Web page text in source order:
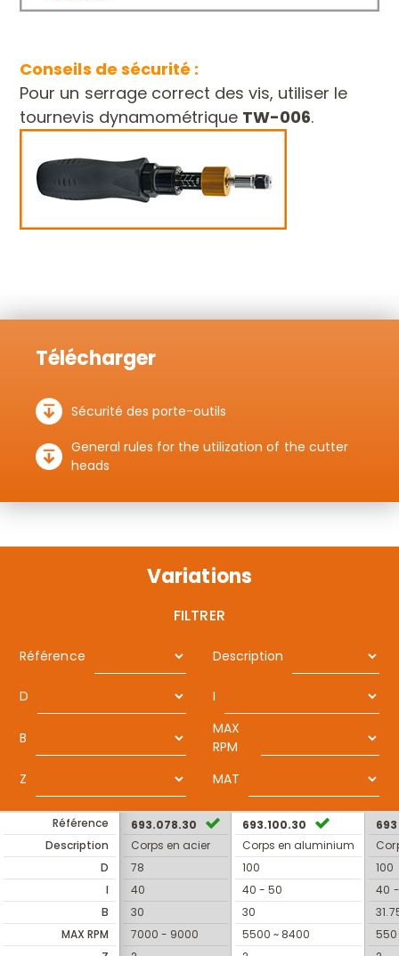
Conseils de sécurité :
Pour un serrage correct des vis, utiliser le
tournevis dynamométrique TW-006.
Télécharger
Sécurité des porte-outils
General rules for the utilization of the cutter
heads
Variations
FILTRER
Référence Description
D I
B
MAX
RPM
Z
MAT
Référence
Description
D
I
B
MAX RPM
693.078.30
Corps en acier
78
40
30
7000 - 9000
693.100.30
Corps en aluminium
100
40 - 50
30
5500 ~ 8400
100
40